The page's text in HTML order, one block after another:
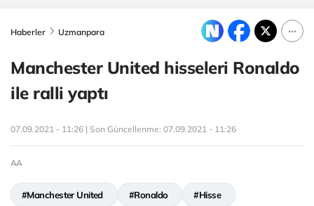
Haberler Uzmanpara
Manchester United hisseleri Ronaldo
ile ralli yaptı
07.09.2021 - 11:26 | Son Güncellenme: 07.09.2021 - 11:26
AA
#Manchester United #Ronaldo #Hisse